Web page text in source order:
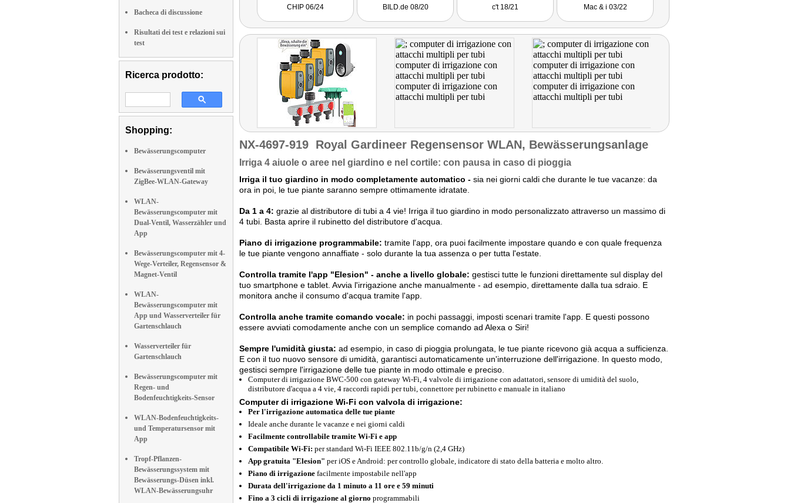
Bacheca di discussione
Risultati dei test e relazioni sui
test
Ricerca prodotto:
Shopping:
Bewässerungscomputer
Bewässerungsventil mit
ZigBee-WLAN-Gateway
WLAN-
Bewässerungscomputer mit
Dual-Ventil, Wasserzähler und
App
Bewässerungscomputer mit 4-
Wege-Verteiler, Regensensor &
Magnet-Ventil
WLAN-
Bewässerungscomputer mit
App und Wasserverteiler für
Gartenschlauch
Wasserverteiler für
Gartenschlauch
Bewässerungscomputer mit
Regen- und
Bodenfeuchtigkeits-Sensor
WLAN-Bodenfeuchtigkeits-
und Temperatursensor mit
App
Tropf-Pflanzen-
Bewässerungssystem mit
Bewässerungs-Düsen inkl.
WLAN-Bewässerungsuhr
CHIP 06/24
haben wir auch direkt mehr
gießen zu können. Und
einen grünen Schlauch!"
Getestet wurde NX-6476.
BILD.de 08/20
c't 18/21
Mac & i 03/22
NX-4697-919 Royal Gardineer Regensensor WLAN, Bewässerungsanlage
Irriga 4 aiuole o aree nel giardino e nel cortile: con pausa in caso di pioggia
Irriga il tuo giardino in modo completamente automatico - sia nei giorni caldi che durante le tue vacanze: da
ora in poi, le tue piante saranno sempre ottimamente idratate.
Da 1 a 4: grazie al distributore di tubi a 4 vie! Irriga il tuo giardino in modo personalizzato attraverso un massimo di
4 tubi. Basta aprire il rubinetto del distributore d'acqua.
Piano di irrigazione programmabile: tramite l'app, ora puoi facilmente impostare quando e con quale frequenza
le tue piante vengono annaffiate - solo durante la tua assenza o per tutta l'estate.
Controlla tramite l'app "Elesion" - anche a livello globale: gestisci tutte le funzioni direttamente sul display del
tuo smartphone e tablet. Avvia l'irrigazione anche manualmente - ad esempio, direttamente dalla tua sdraio. E
monitora anche il consumo d'acqua tramite l'app.
Controlla anche tramite comando vocale: in pochi passaggi, imposti scenari tramite l'app. E questi possono
essere avviati comodamente anche con un semplice comando ad Alexa o Siri!
Sempre l'umidità giusta: ad esempio, in caso di pioggia prolungata, le tue piante ricevono già acqua a sufficienza.
E con il tuo nuovo sensore di umidità, garantisci automaticamente un'interruzione dell'irrigazione. In questo modo,
gestisci sempre l'irrigazione delle tue piante in modo ottimale e preciso.
Computer di irrigazione BWC-500 con gateway Wi-Fi, 4 valvole di irrigazione con adattatori, sensore di umidità del suolo,
distributore d'acqua a 4 vie, 4 raccordi rapidi per tubi, connettore per rubinetto e manuale in italiano
Computer di irrigazione Wi-Fi con valvola di irrigazione:
Per l'irrigazione automatica delle tue piante
Ideale anche durante le vacanze e nei giorni caldi
Facilmente controllabile tramite Wi-Fi e app
Compatibile Wi-Fi: per standard Wi-Fi IEEE 802.11b/g/n (2,4 GHz)
App gratuita "Elesion" per iOS e Android: per controllo globale, indicatore di stato della batteria e molto altro.
Piano di irrigazione facilmente impostabile nell'app
Durata dell'irrigazione da 1 minuto a 11 ore e 59 minuti
Fino a 3 cicli di irrigazione al giorno programmabili